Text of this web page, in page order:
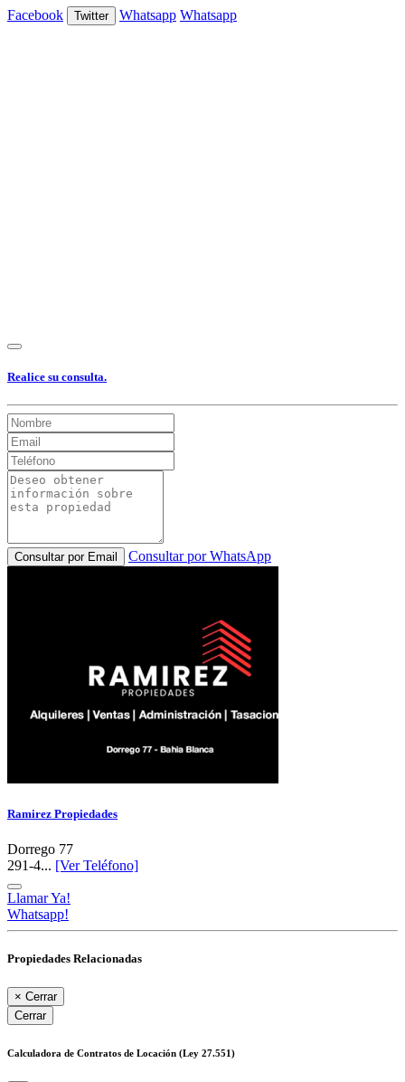
Facebook Twitter Whatsapp Whatsapp
Realice su consulta.
Consultar por Email Consultar por WhatsApp
Ramirez Propiedades
Dorrego 77
291-4... [Ver Teléfono]
Llamar Ya!
Whatsapp!
Propiedades Relacionadas
× Cerrar
Cerrar
Calculadora de Contratos de Locación (Ley 27.551)